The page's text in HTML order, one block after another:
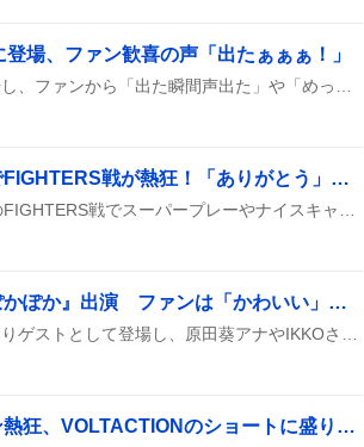
場、ファン歓喜の声「出たぁぁぁ！」
杉本琢弥が『大追跡』Season2に登場し、ファンから「出た瞬間声出た」や「めっちゃ気になる役どころ」などの歓声がSNSに広がっている。リアタイや録画視聴の報告も多数見られ、彼のシーンが話題になっている。
万波中正、スーパープレー続出でFIGHTERS戦が熱狂！「ありがとう」歓声が止まらない
まんちゅーこと万波中正が、8月5日のFIGHTERS戦でスーパープレーやナイスキャッチ、ホームランといった華麗なプレーを次々と見せ、観客を沸かせた様子が報告されている。そのたびに歓声が上がり、チームの勢いも上がったようだ。
齊藤京子、週替わりゲストで『ぽかぽか』出演 ファンは「かわいい」「録画で観る」声
齊藤京子さんが『ぽかぽか』に週替わりゲストとして登場し、原田葵アナやIKKOさんらと共演した様子がツイートで紹介された。視聴できなかったファンは録画で観るとコメントし、可愛いとの声が多く上がっている。
「ロウワー」フル未公開にファン熱狂、VOLTACTIONのショートに盛り上がりの声